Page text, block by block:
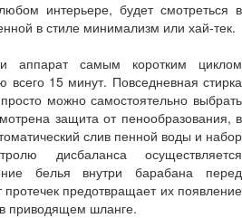
интерьере, будет смотреться в
в стиле минимализм или хай-тек.
аппарат самым коротким циклом
всего 15 минут. Повседневная стирка
можно самостоятельно выбрать
защита от пенообразования, в
слив пенной воды и набор
дисбаланса осуществляется
белья внутри барабана перед
предотвращает их появление
приводящем шланге.